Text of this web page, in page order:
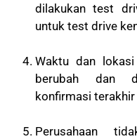
dilakukan test
untuk test drive
Waktu dan
berubah dan
konfirmasi terakhir
Perusahaan